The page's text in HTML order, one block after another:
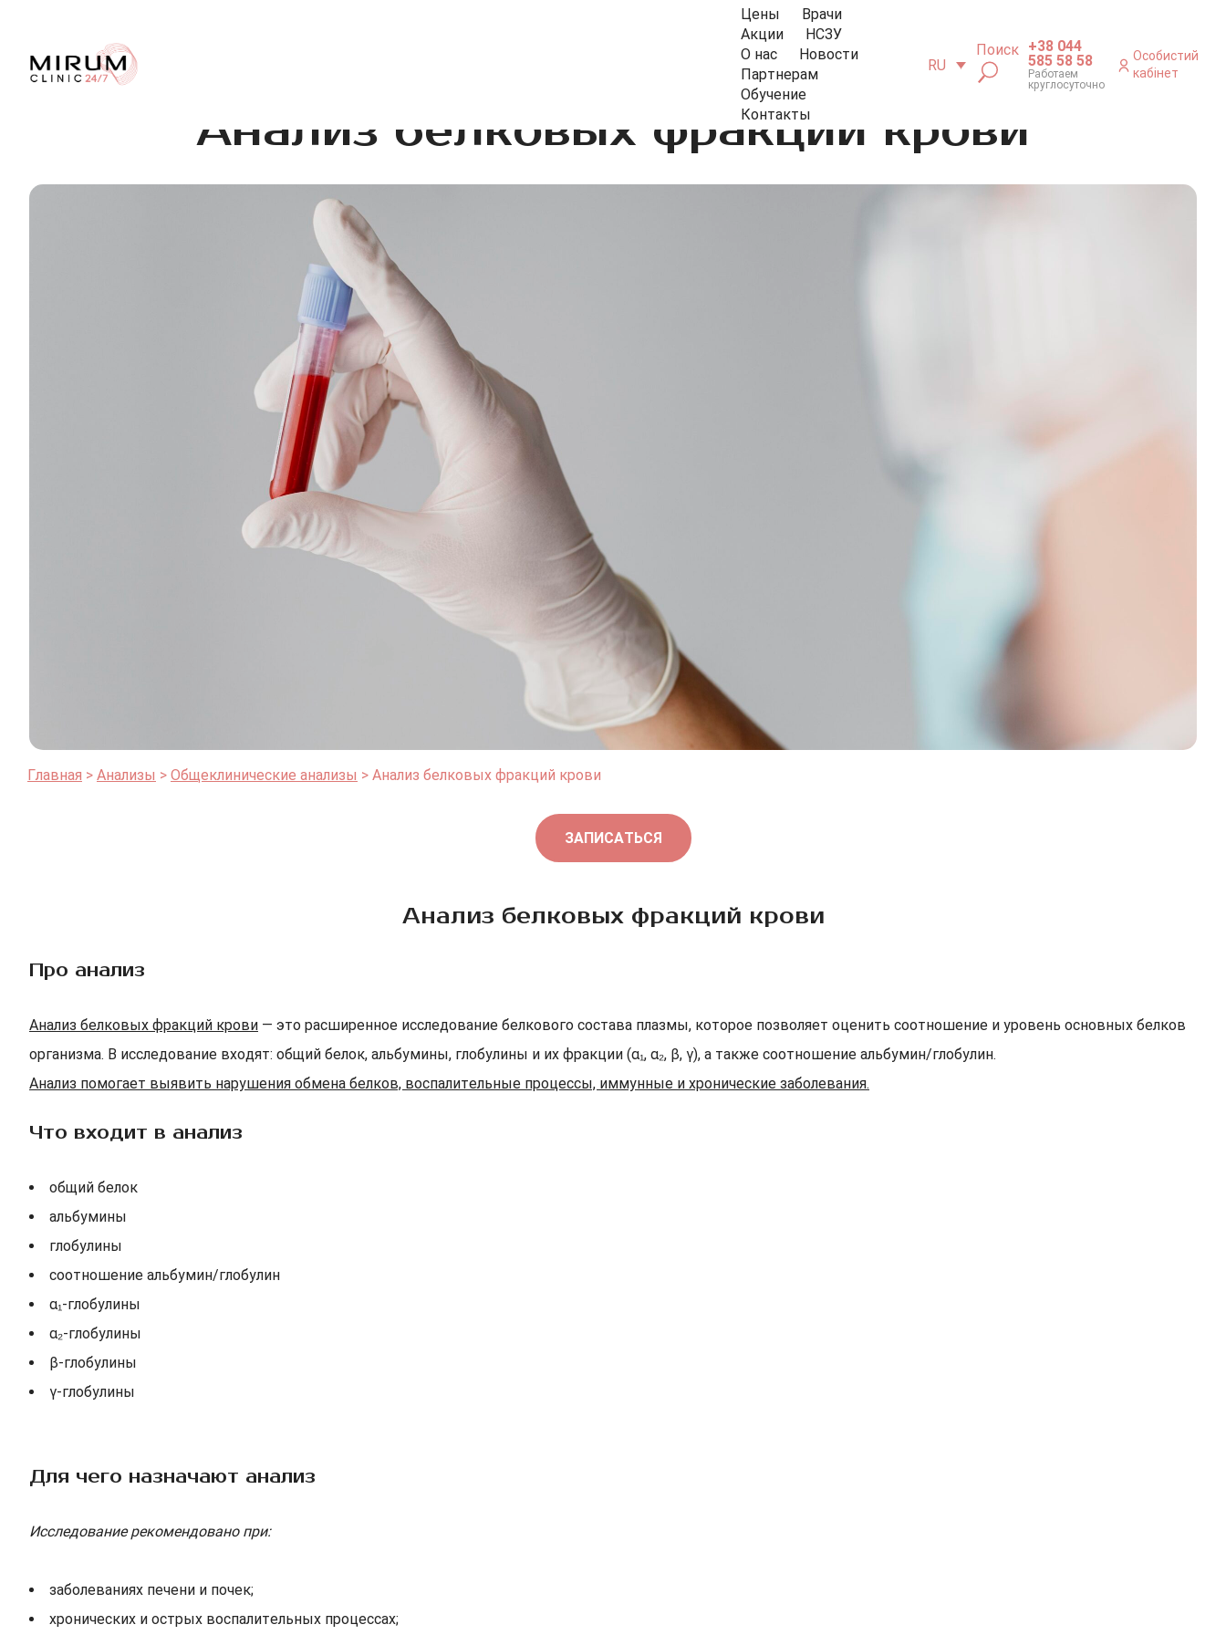
Цены
Врачи
Акции
НСЗУ
О нас
Новости
Партнерам
Обучение
Контакты
RU
Поиск +38 044
585 58 58
Работаем
круглосуточно
Особистий
кабінет
Анализ белковых фракций крови
Главная Анализы Общеклинические анализы Анализ белковых фракций крови
ЗАПИСАТЬСЯ
Анализ белковых фракций крови
Про анализ
Анализ белковых фракций крови — это расширенное исследование белкового состава плазмы, которое позволяет оценить соотношение и уровень основных белков
организма. В исследование входят: общий белок, альбумины, глобулины и их фракции (α₁, α₂, β, γ), а также соотношение альбумин/глобулин.
Анализ помогает выявить нарушения обмена белков, воспалительные процессы, иммунные и хронические заболевания.
Что входит в анализ
общий белок
альбумины
глобулины
соотношение альбумин/глобулин
α₁-глобулины
α₂-глобулины
β-глобулины
γ-глобулины
Для чего назначают анализ
Исследование рекомендовано при:
заболеваниях печени и почек;
хронических и острых воспалительных процессах;